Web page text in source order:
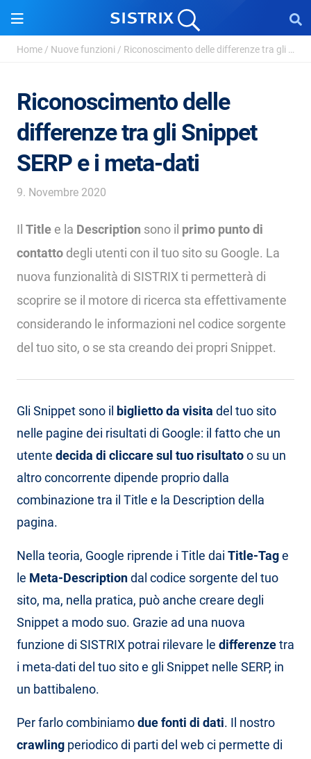
Home / Nuove funzioni / Riconoscimento delle differenze tra gli Snippet SERP ...
Riconoscimento delle
differenze tra gli Snippet
SERP e i meta-dati
9. Novembre 2020
Il Title e la Description sono il primo punto di
contatto degli utenti con il tuo sito su Google. La
nuova funzionalità di SISTRIX ti permetterà di
scoprire se il motore di ricerca sta effettivamente
considerando le informazioni nel codice sorgente
del tuo sito, o se sta creando dei propri Snippet.
Gli Snippet sono il biglietto da visita del tuo sito
nelle pagine dei risultati di Google: il fatto che un
utente decida di cliccare sul tuo risultatoo su un
altro concorrente dipende proprio dalla
combinazione tra il Title e la Description della
pagina.
Nella teoria, Google riprende i Title dai Title-Tage
le Meta-Descriptiondal codice sorgente del tuo
sito, ma, nella pratica, può anche creare degli
Snippet a modo suo. Grazie ad una nuova
funzione di SISTRIX potrai rilevare le differenzetra
i meta-dati del tuo sito e gli Snippet nelle SERP, in
un battibaleno.
Per farlo combiniamodue fonti di dati. Il nostro
crawling periodico di parti del web ci permette di